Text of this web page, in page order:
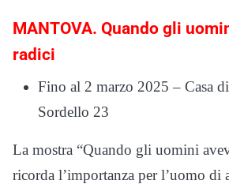
MANTOVA. Quando gli
radici
Fino al 2 marzo 2025 – Casa
Sordello 23
La mostra “Quando gli uomini
ricorda l’importanza per l’uomo di